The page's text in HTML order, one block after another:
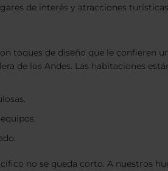
de interés y atracciones
toques de diseño que le confieren
de los Andes. Las habitaciones
no se queda corto. A nuestros